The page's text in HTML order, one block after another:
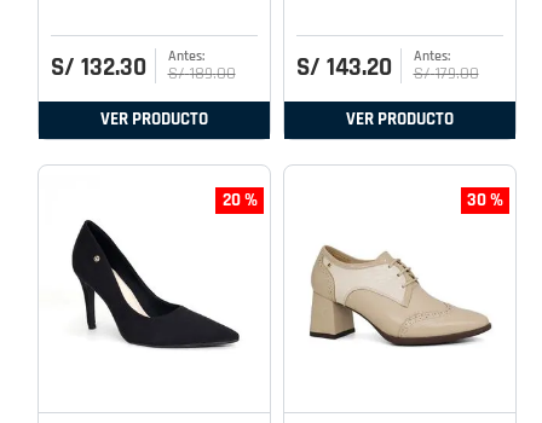
S/ 132.30 S/ 189.00
VER PRODUCTO
S/ 143.20 S/ 179.00
VER PRODUCTO
20 % 30 %